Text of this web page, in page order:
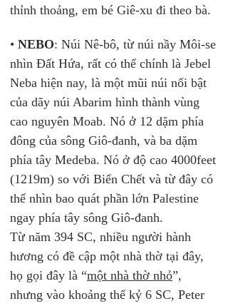
thỉnh thoảng, em bé Giê-xu đi theo bà.
• NEBO: Núi Nê-bô, từ núi nầy Môi-se
nhìn Đất Hứa, rất có thể chính là Jebel
Neba hiện nay, là một mũi núi nổi bật
của dãy núi Abarim hình thành vùng
cao nguyên Moab. Nó ở 12 dặm phía
đông của sông Giô-đanh, và ba dặm
phía tây Medeba. Nó ở độ cao 4000feet
(1219m) so với Biển Chết và từ đây có
thể nhìn bao quát phần lớn Palestine
ngay phía tây sông Giô-đanh.
Từ năm 394 SC, nhiều người hành
hương có đề cập một nhà thờ tại đây,
họ gọi đây là “một nhà thờ nhỏ”,
nhưng vào khoảng thế kỷ 6 SC, Peter